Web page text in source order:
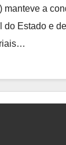
manteve a
do Estado e